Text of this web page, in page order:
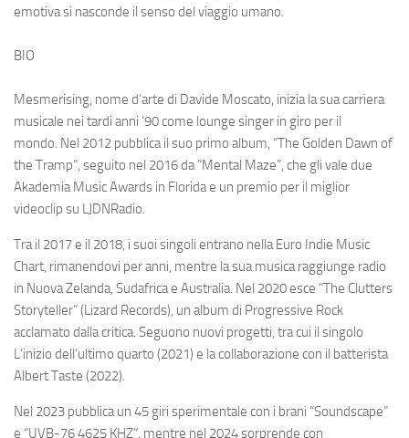
emotiva si nasconde il senso del viaggio umano.
BIO
Mesmerising, nome d’arte di Davide Moscato, inizia la sua carriera
musicale nei tardi anni ’90 come lounge singer in giro per il
mondo. Nel 2012 pubblica il suo primo album, “The Golden Dawn of
the Tramp”, seguito nel 2016 da “Mental Maze”, che gli vale due
Akademia Music Awards in Florida e un premio per il miglior
videoclip su LJDNRadio.
Tra il 2017 e il 2018, i suoi singoli entrano nella Euro Indie Music
Chart, rimanendovi per anni, mentre la sua musica raggiunge radio
in Nuova Zelanda, Sudafrica e Australia. Nel 2020 esce “The Clutters
Storyteller” (Lizard Records), un album di Progressive Rock
acclamato dalla critica. Seguono nuovi progetti, tra cui il singolo
L’inizio dell’ultimo quarto (2021) e la collaborazione con il batterista
Albert Taste (2022).
Nel 2023 pubblica un 45 giri sperimentale con i brani “Soundscape”
e “UVB-76 4625 KHZ”, mentre nel 2024 sorprende con